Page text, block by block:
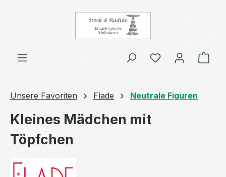
Zum Hauptinhalt springen
Unsere Favoriten Flade Neutrale Figuren
Kleines Mädchen mit
Töpfchen